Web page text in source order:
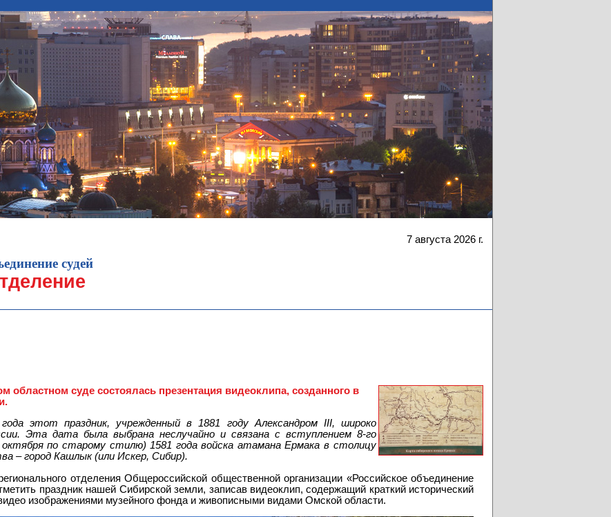
123 4
7 августа 2026 г.
судей
областном суде состоялась презентация видеоклипа, созданного в
этот праздник, учрежденный в 1881 году Александром III, широко
Эта дата была выбрана неслучайно и связана с вступлением 8-го
октября по старому стилю) 1581 года войска атамана Ермака в столицу
– город Кашлык (или Искер, Сибир).
отделения Общероссийской общественной организации «Российское объединение
праздник нашей Сибирской земли, записав видеоклип, содержащий краткий исторический
изображениями музейного фонда и живописными видами Омской области.